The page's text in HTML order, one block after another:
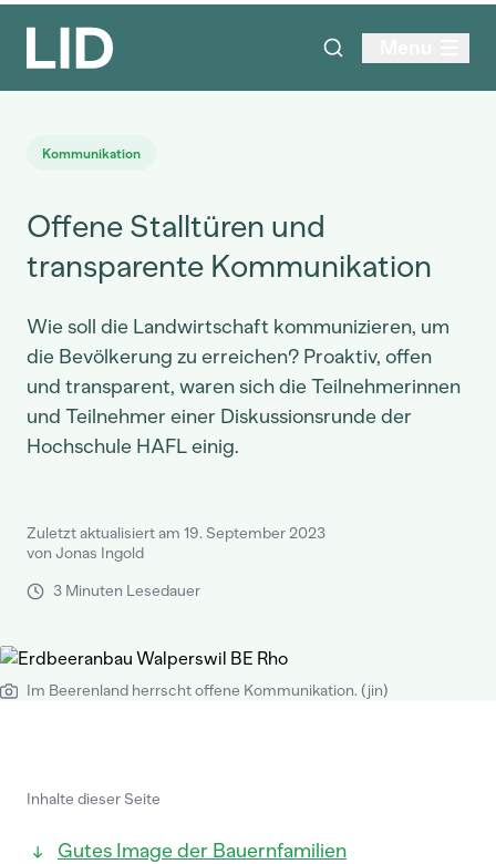
Kommunikation
Offene Stalltüren und
transparente Kommunikation
Wie soll die Landwirtschaft kommunizieren, um
die Bevölkerung zu erreichen? Proaktiv, offen
und transparent, waren sich die Teilnehmerinnen
und Teilnehmer einer Diskussionsrunde der
Hochschule HAFL einig.
Zuletzt aktualisiert am 19. September 2023
von Jonas Ingold
3 Minuten Lesedauer
Im Beerenland herrscht offene Kommunikation. (jin)
Inhalte dieser Seite
Gutes Image der Bauernfamilien